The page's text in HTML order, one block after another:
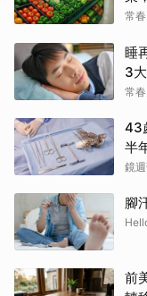
常
睡
3
常
43
半
鏡
腳
前